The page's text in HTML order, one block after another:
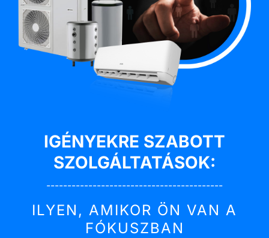
IGÉNYEKRE SZABOTT
SZOLGÁLTATÁSOK:
------------------------------------------
ILYEN, AMIKOR ÖN VAN A
FÓKUSZBAN